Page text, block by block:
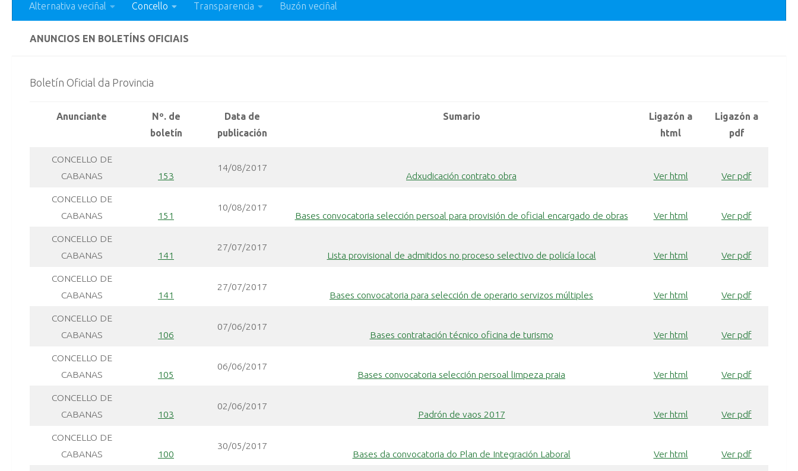
Alternativa veciñal Concello Transparencia Buzón veciñal
ANUNCIOS EN BOLETÍNS OFICIAIS
Boletín Oficial da Provincia
Anunciante
Nº. de
boletín
Data de
publicación
Sumario
Ligazón a
html
Ligazón a
pdf
CONCELLO DE
CABANAS
153
14/08/2017
Adxudicación contrato obra Ver html Ver pdf
CONCELLO DE
CABANAS
151
10/08/2017
Bases convocatoria selección persoal para provisión de oficial encargado de obras Ver html Ver pdf
CONCELLO DE
CABANAS
141
27/07/2017
Lista provisional de admitidos no proceso selectivo de policía local Ver html Ver pdf
CONCELLO DE
CABANAS
141
27/07/2017
Bases convocatoria para selección de operario servizos múltiples Ver html Ver pdf
CONCELLO DE
CABANAS
106
07/06/2017
Bases contratación técnico oficina de turismo Ver html Ver pdf
CONCELLO DE
CABANAS
105
06/06/2017
Bases convocatoria selección persoal limpeza praia Ver html Ver pdf
CONCELLO DE
CABANAS
103
02/06/2017
Padrón de vaos 2017 Ver html Ver pdf
CONCELLO DE
CABANAS
100
30/05/2017
Bases da convocatoria do Plan de Integración Laboral Ver html Ver pdf